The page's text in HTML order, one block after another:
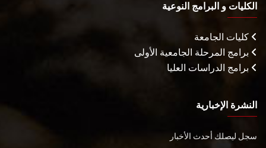
الكليات و البرامج النوعية
كليات الجامعة
برامج المرحلة الجامعية الأولى
برامج الدراسات العليا
النشرة الإخبارية
سجل ليصلك أحدث الأخبار